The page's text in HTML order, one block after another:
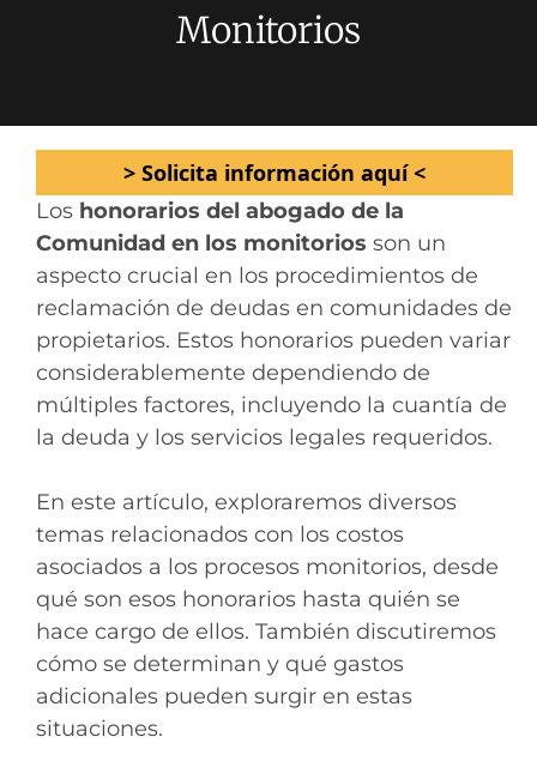
Monitorios
> Solicita información aquí <
Los honorarios del abogado de la
Comunidad en los monitorios son un
aspecto crucial en los procedimientos de
reclamación de deudas en comunidades de
propietarios. Estos honorarios pueden variar
considerablemente dependiendo de
múltiples factores, incluyendo la cuantía de
la deuda y los servicios legales requeridos.
En este artículo, exploraremos diversos
temas relacionados con los costos
asociados a los procesos monitorios, desde
qué son esos honorarios hasta quién se
hace cargo de ellos. También discutiremos
cómo se determinan y qué gastos
adicionales pueden surgir en estas
situaciones.